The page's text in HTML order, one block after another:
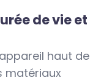
de vie et
haut de
matériaux